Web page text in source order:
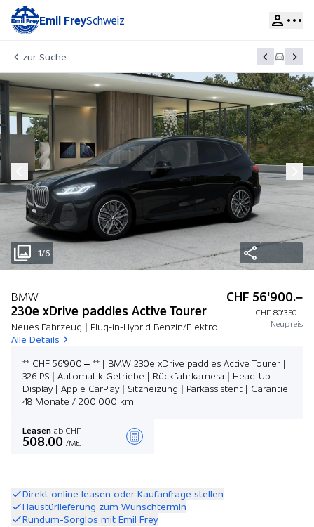
Emil FreySchweiz
zur Suche
1/6
BMW
230e xDrive paddles Active Tourer
Neues Fahrzeug | Plug-in-Hybrid Benzin/Elektro
Alle Details
CHF 56'900.–
CHF 80'350.–
Neupreis
** CHF 56'900.– ** | BMW 230e xDrive paddles Active Tourer |
326 PS | Automatik-Getriebe | Rückfahrkamera | Head-Up
Display | Apple CarPlay | Sitzheizung | Parkassistent | Garantie
48 Monate / 200'000 km
Leasen ab CHF
508.00 /Mt.
Direkt online leasen oder Kaufanfrage stellen
Haustürlieferung zum Wunschtermin
Rundum-Sorglos mit Emil Frey